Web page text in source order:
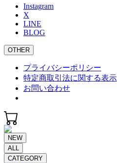
Instagram
X
LINE
BLOG
OTHER
プライバシーポリシー
特定商取引法に関する表示
お問い合わせ
NEW
ALL
CATEGORY